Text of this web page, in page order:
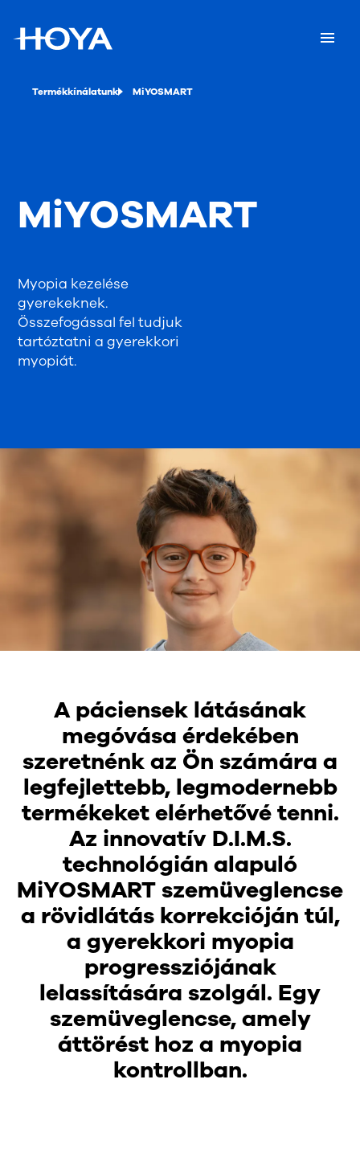
Termékkínálatunk MiYOSMART
Myopia kezelése
gyerekeknek.
Összefogással fel tudjuk
tartóztatni a gyerekkori
myopiát.
MiYOSMART
A páciensek látásának
megóvása érdekében
szeretnénk az Ön számára a
legfejlettebb, legmodernebb
termékeket elérhetővé tenni.
Az innovatív D.I.M.S.
technológián alapuló
MiYOSMART szemüveglencse
a rövidlátás korrekcióján túl,
a gyerekkori myopia
progressziójának
lelassítására szolgál. Egy
szemüveglencse, amely
áttörést hoz a myopia
kontrollban.